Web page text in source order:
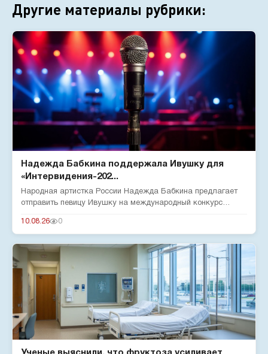
Другие материалы рубрики:
Надежда Бабкина поддержала Ивушку для
«Интервидения-202...
Народная артистка России Надежда Бабкина предлагает
отправить певицу Ивушку на международный конкурс
10.08.26 0